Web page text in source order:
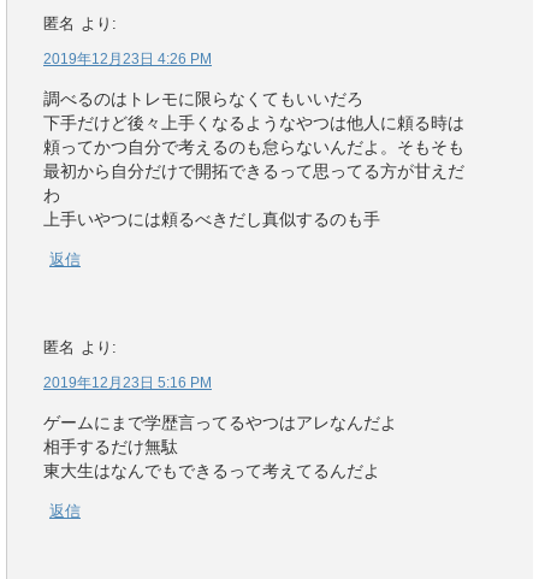
匿名 より:
2019年12月23日 4:26 PM
調べるのはトレモに限らなくてもいいだろ
下手だけど後々上手くなるようなやつは他人に頼る時は
頼ってかつ自分で考えるのも怠らないんだよ。そもそも
最初から自分だけで開拓できるって思ってる方が甘えだ
わ
上手いやつには頼るべきだし真似するのも手
返信
匿名 より:
2019年12月23日 5:16 PM
ゲームにまで学歴言ってるやつはアレなんだよ
相手するだけ無駄
東大生はなんでもできるって考えてるんだよ
返信